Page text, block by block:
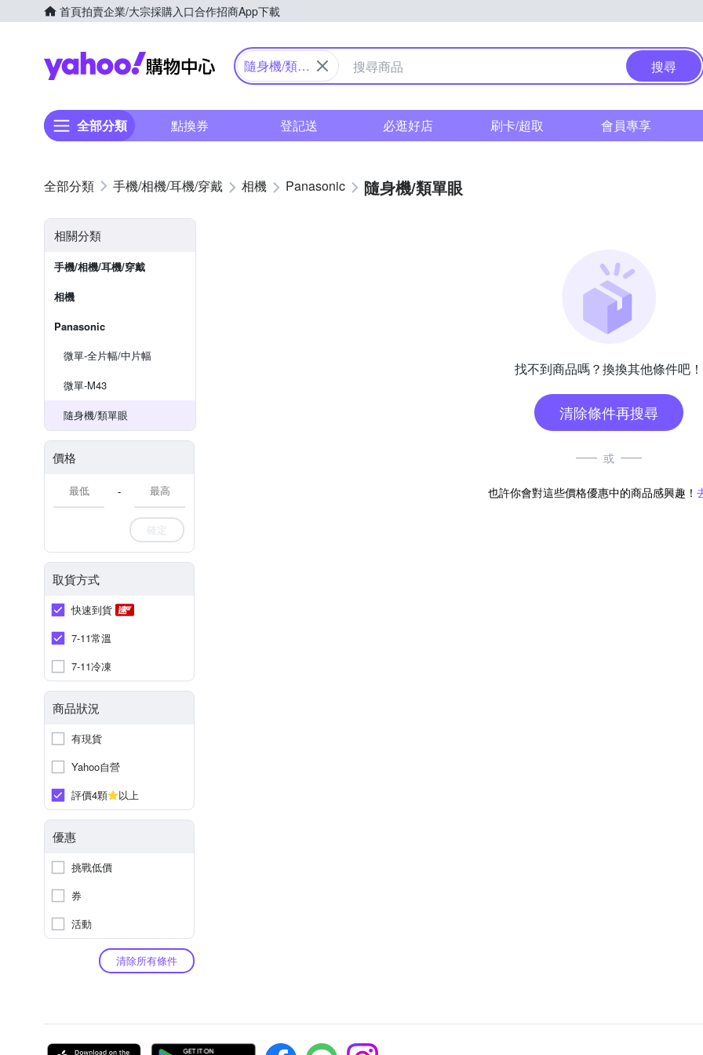
首頁拍賣企業/大宗採購入口合作招商App下載
Yahoo購物中心
隨身機/類單
搜尋
全部分類 點換券 登記送 必逛好店 刷卡/超取 會員專享
手機/相機/耳機/穿戴 相機 Panasonic 隨身機/類單眼
相關分類
手機/相機/耳機/穿戴
相機
Panasonic
微單-全片幅/中片幅
微單-M43
隨身機/類單眼
價格
-
確定
取貨方式
快速到貨
7-11常溫
7-11冷凍
商品狀況
有現貨
Yahoo自營
評價4顆
以上
優惠
挑戰低價
券
活動
清除所有條件
找不到商品嗎？換換其他條件吧！
清除條件再搜尋
或
也許你會對這些價格優惠中的商品感興趣！